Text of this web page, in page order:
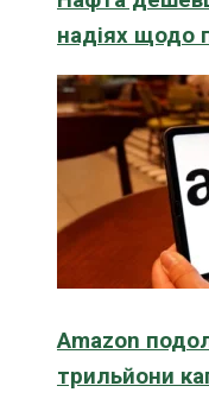
надіях щодо
Amazon
трильйони